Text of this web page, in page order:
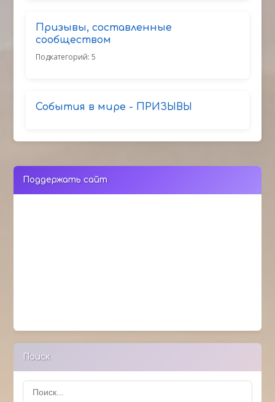
Призывы, составленные
сообществом
Подкатегорий: 5
События в мире - ПРИЗЫВЫ
Поддержать сайт
Поиск
Поиск